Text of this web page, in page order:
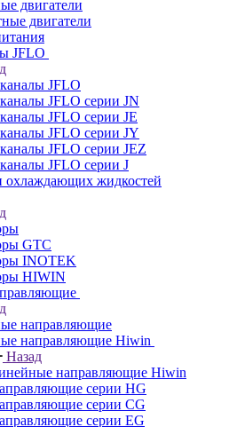
двигатели
двигатели
JFLO
JFLO
JFLO серии JN
JFLO серии JE
JFLO серии JY
JFLO серии JEZ
JFLO серии J
жидкостей
GTC
INOTEK
HIWIN
направляющие
направляющие Hiwin
Назад
направляющие Hiwin
серии HG
серии CG
серии EG